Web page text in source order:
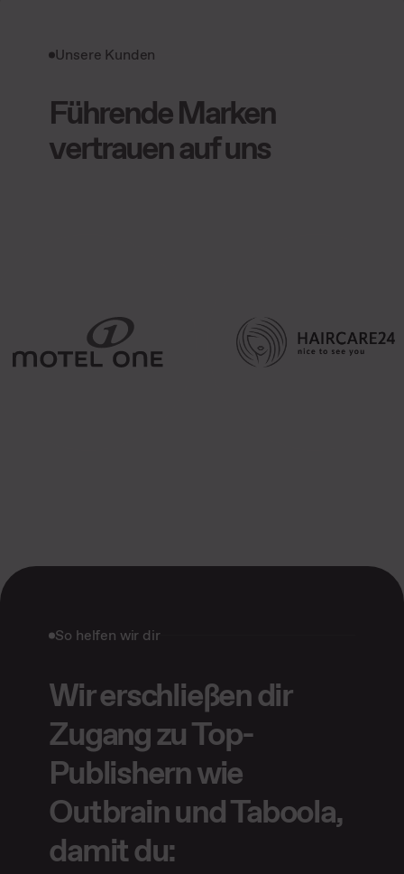
Unsere Kunden
Führende Marken
vertrauen auf uns
So helfen wir dir
Wir erschließen dir
Zugang zu Top-
Publishern wie
Outbrain und Taboola,
damit du: